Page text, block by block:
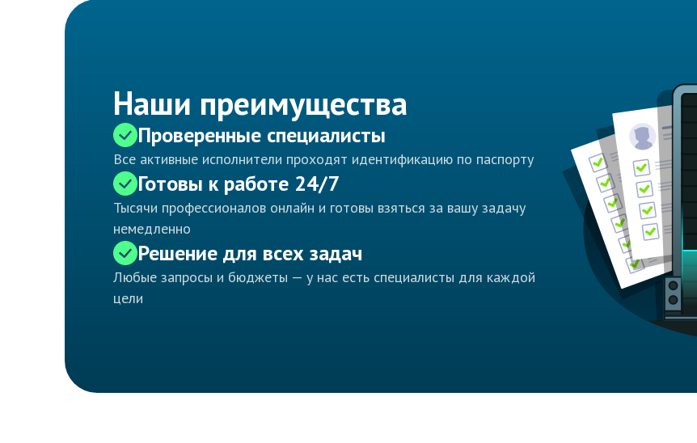
Наши преимущества
Проверенные специалисты
Все активные исполнители проходят идентификацию по паспорту
Готовы к работе 24/7
Тысячи профессионалов онлайн и готовы взяться за вашу задачу
немедленно
Решение для всех задач
Любые запросы и бюджеты — у нас есть специалисты для каждой
цели